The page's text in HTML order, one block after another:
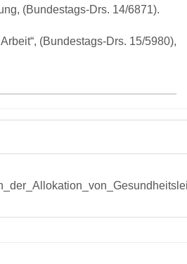
(Bundestags-Drs. 14/6871).
(Bundestags-Drs. 15/5980),